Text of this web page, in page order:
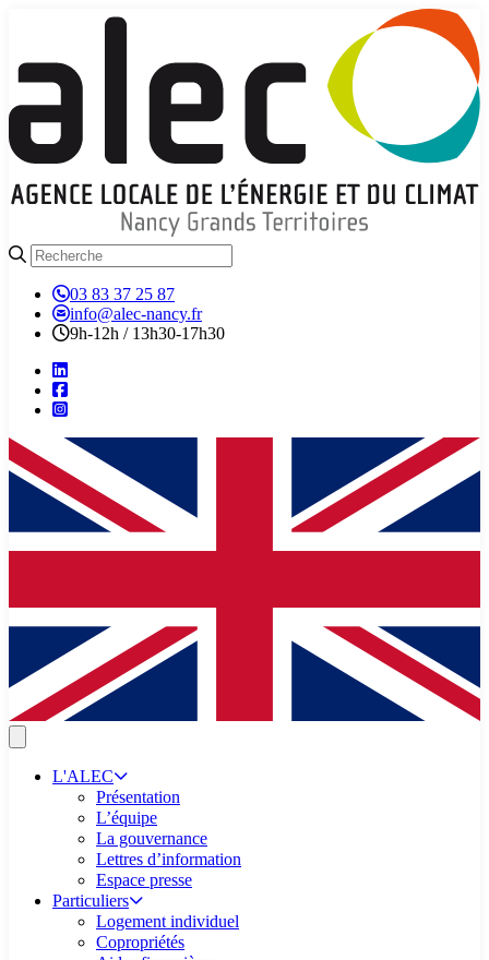
03 83 37 25 87
info@alec-nancy.fr
9h-12h / 13h30-17h30
L'ALEC
Présentation
L’équipe
La gouvernance
Lettres d’information
Espace presse
Particuliers
Logement individuel
Copropriétés